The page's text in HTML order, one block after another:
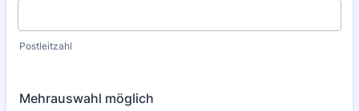
Postleitzahl
Mehrauswahl möglich